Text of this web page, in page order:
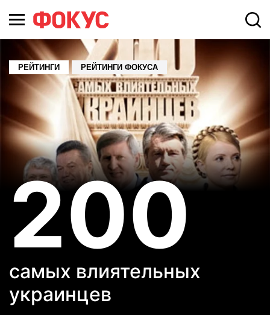
РЕЙТИНГИ РЕЙТИНГИ ФОКУСА
200
самых влиятельных
украинцев